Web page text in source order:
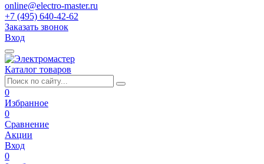
online@electro-master.ru
+7 (495) 640-42-62
Заказать звонок
Вход
Каталог товаров
0
Избранное
0
Сравнение
Акции
Вход
0